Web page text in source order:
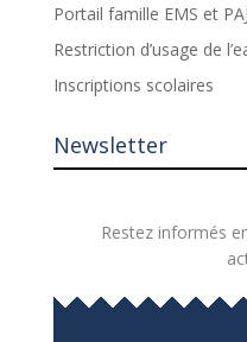
Portail famille EMS et PAJ
Restriction d’usage de
Inscriptions scolaires
Newsletter
Restez informés